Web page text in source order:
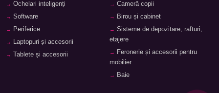
Ochelari inteligenți
Software
Periferice
Laptopuri și accesorii
Tablete și accesorii
Cameră copii
Birou și cabinet
Sisteme de depozitare, rafturi,
etajere
Feronerie și accesorii pentru
mobilier
Baie